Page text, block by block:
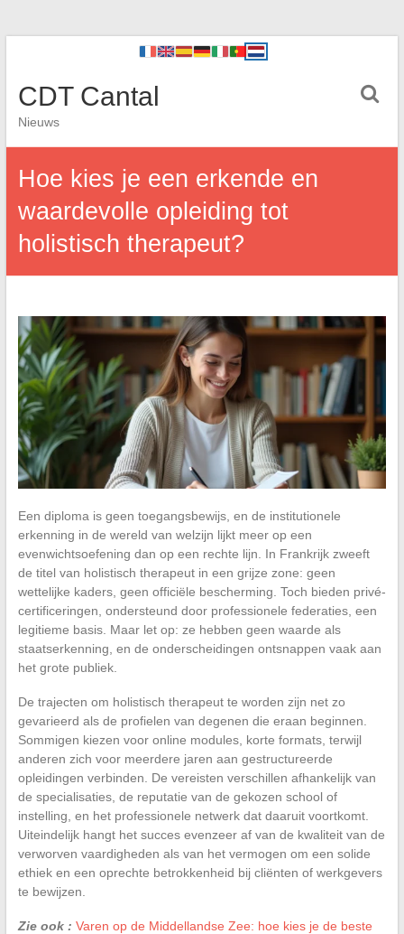
CDT Cantal
Nieuws
Hoe kies je een erkende en
waardevolle opleiding tot
holistisch therapeut?
Een diploma is geen toegangsbewijs, en de institutionele
erkenning in de wereld van welzijn lijkt meer op een
evenwichtsoefening dan op een rechte lijn. In Frankrijk zweeft
de titel van holistisch therapeut in een grijze zone: geen
wettelijke kaders, geen officiële bescherming. Toch bieden privé-
certificeringen, ondersteund door professionele federaties, een
legitieme basis. Maar let op: ze hebben geen waarde als
staatserkenning, en de onderscheidingen ontsnappen vaak aan
het grote publiek.
De trajecten om holistisch therapeut te worden zijn net zo
gevarieerd als de profielen van degenen die eraan beginnen.
Sommigen kiezen voor online modules, korte formats, terwijl
anderen zich voor meerdere jaren aan gestructureerde
opleidingen verbinden. De vereisten verschillen afhankelijk van
de specialisaties, de reputatie van de gekozen school of
instelling, en het professionele netwerk dat daaruit voortkomt.
Uiteindelijk hangt het succes evenzeer af van de kwaliteit van de
verworven vaardigheden als van het vermogen om een solide
ethiek en een oprechte betrokkenheid bij cliënten of werkgevers
te bewijzen.
Zie ook : Varen op de Middellandse Zee: hoe kies je de beste